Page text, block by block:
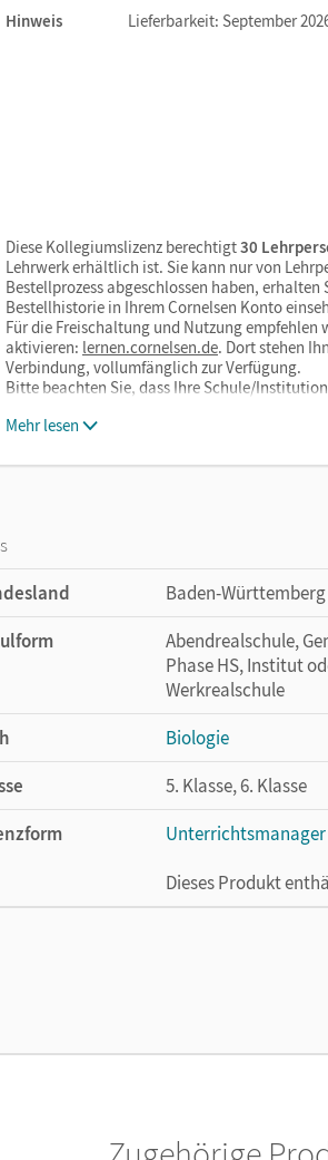
Hinweis
Lieferbarkeit: September
Diese Kollegiumslizenz berechtigt30
Lehrwerk erhältlich ist. Sie kann nur von
Bestellprozess abgeschlossen haben,
Bestellhistorie in Ihrem Cornelsen Konto
Für die Freischaltung und Nutzung
aktivieren: lernen.cornelsen.de. Dort stehen
Verbindung, vollumfänglich zur Verfügung.
Bitte beachten Sie, dass Ihre Schule/
Mehr lesen
Baden-Württemberg
Abendrealschule,
Phase HS, Institut
Werkrealschule
Biologie
5. Klasse, 6. Klasse
Dieses Produkt
Ermöglicht 30